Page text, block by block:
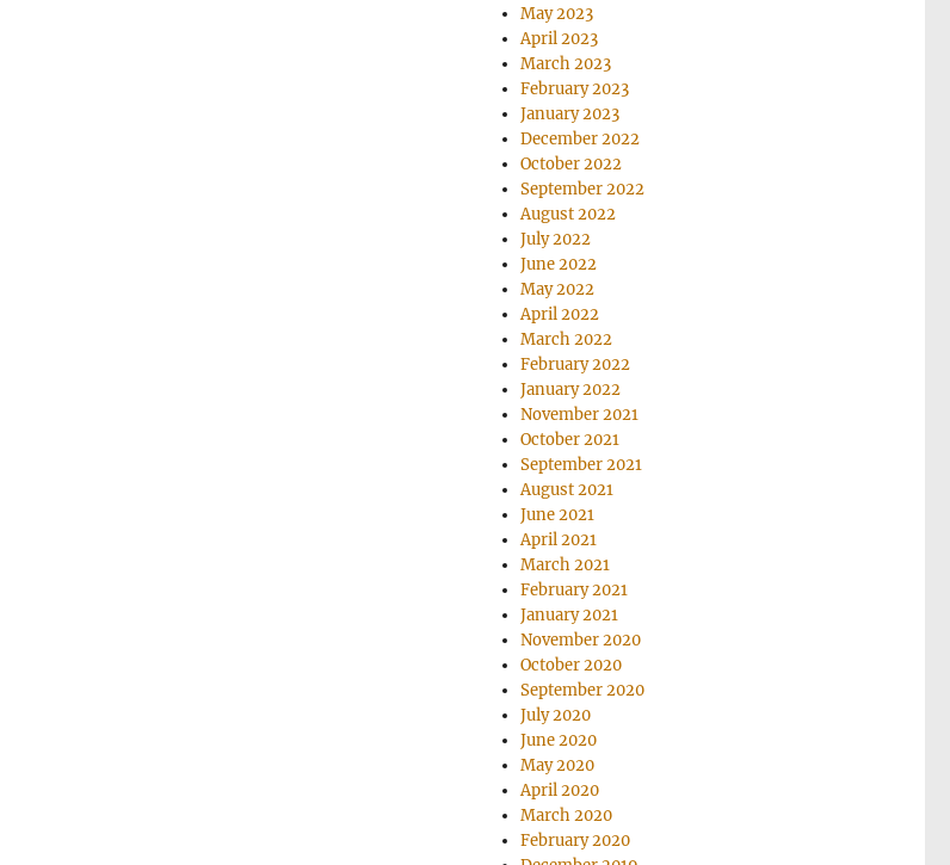
May 2023
April 2023
March 2023
February 2023
January 2023
December 2022
October 2022
September 2022
August 2022
July 2022
June 2022
May 2022
April 2022
March 2022
February 2022
January 2022
November 2021
October 2021
September 2021
August 2021
June 2021
April 2021
March 2021
February 2021
January 2021
November 2020
October 2020
September 2020
July 2020
June 2020
May 2020
April 2020
March 2020
February 2020